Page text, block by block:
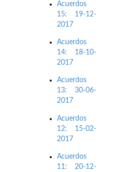
Acuerdos
15: 19-12-
2017
Acuerdos
14: 18-10-
2017
Acuerdos
13: 30-06-
2017
Acuerdos
12: 15-02-
2017
Acuerdos
11: 20-12-